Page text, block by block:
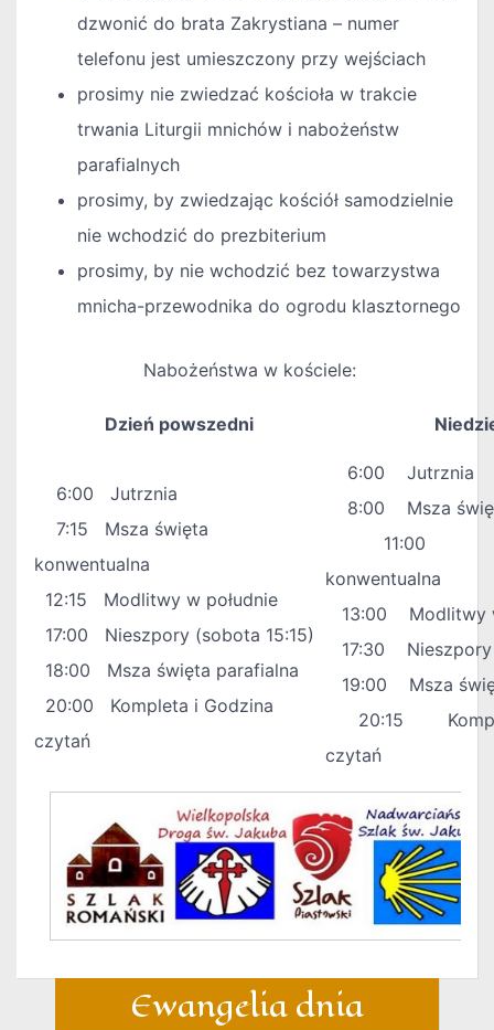
dzwonić do brata Zakrystiana – numer
telefonu jest umieszczony przy wejściach
prosimy nie zwiedzać kościoła w trakcie
trwania Liturgii mnichów i nabożeństw
parafialnych
prosimy, by zwiedzając kościół samodzielnie
nie wchodzić do prezbiterium
prosimy, by nie wchodzić bez towarzystwa
mnicha-przewodnika do ogrodu klasztornego
Nabożeństwa w kościele:
Dzień powszedni
6:00 Jutrznia
7:15 Msza święta
konwentualna
12:15 Modlitwy w południe
17:00 Nieszpory (sobota 15:15)
18:00 Msza święta parafialna
20:00 Kompleta i Godzina
czytań
6:00 Jutrznia
8:00 Msza
11:00
konwentualna
13:00 Modlitwy
17:30 Nieszpory
19:00 Msza
20:15
czytań
Ewangelia dnia